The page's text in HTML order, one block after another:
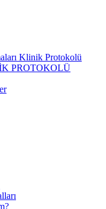
Klinik Protokolü
PROTOKOLÜ